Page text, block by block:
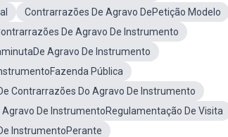
Contrarrazões De Agravo DePetição Modelo
De Agravo De Instrumento
Agravo De Instrumento
Pública
Contrarrazões Do Agravo De Instrumento
De InstrumentoRegulamentação De Visita
InstrumentoPerante